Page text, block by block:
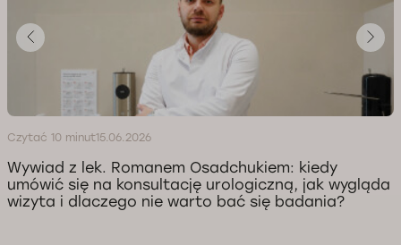
Czytać 10 minut15.06.2026
Wywiad z lek. Romanem Osadchukiem: kiedy
umówić się na konsultację urologiczną, jak wygląda
wizyta i dlaczego nie warto bać się badania?